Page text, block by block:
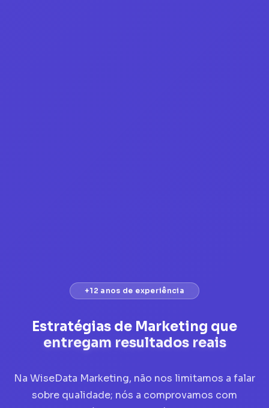
+12 anos de experiência
Estratégias de Marketing que
entregam resultados reais
Na WiseData Marketing, não nos limitamos a falar
sobre qualidade; nós a comprovamos com